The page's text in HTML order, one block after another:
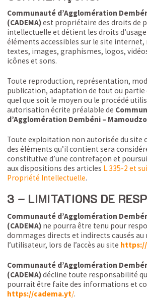
Communauté d’Agglomération
(CADEMA)est propriétaire des droits de
intellectuelle et détient les droits
éléments accessibles sur le site
textes, images, graphismes, logos,
icônes et sons.
Toute reproduction, représentation,
publication, adaptation de tout ou partie
quel que soit le moyen ou le procédé
autorisation écrite préalable de
d’Agglomération Dembéni –
Toute exploitation non autorisée du site
des éléments qu’il contient sera
constitutive d’une contrefaçon et
aux dispositions des articles L.335-2 et
Propriété Intellectuelle.
3 – LIMITATIONS DE
Communauté d’Agglomération
(CADEMA) ne pourra être tenu pour
dommages directs et indirects causés au
l’utilisateur, lors de l’accès au site
Communauté d’Agglomération
(CADEMA)décline toute responsabilité
pourrait être faite des informations et
https://cadema.yt/.